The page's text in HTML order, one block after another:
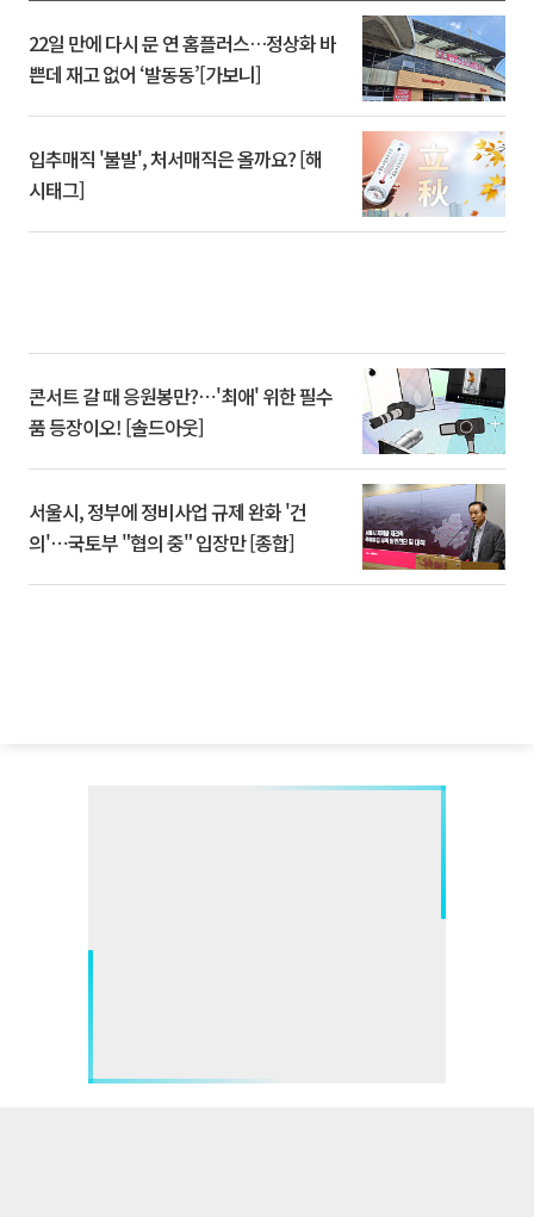
22일 만에 다시 문 연 홈플러스…정상화 바
쁜데 재고 없어 ‘발동동’[가보니]
입추매직 '불발', 처서매직은 올까요? [해
시태그]
콘서트 갈 때 응원봉만?⋯'최애' 위한 필수
품 등장이오! [솔드아웃]
서울시, 정부에 정비사업 규제 완화 '건
의'⋯국토부 "협의 중" 입장만 [종합]